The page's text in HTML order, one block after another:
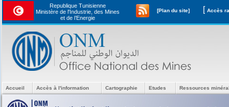
Republique Tunisienne
Ministère de l'Industrie, des Mines
et de l’Energie
[Plan du site] [
Accueil Accès à l'information Cartographie Etudes Ressources